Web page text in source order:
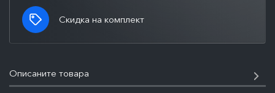
Скидка на комплект
Описаните товара